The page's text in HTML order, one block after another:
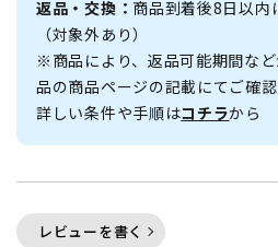
返品・交換： 商品到着後8日以内
（対象外あり）
※商品により、返品可能期間な
品の商品ページの記載にてご確認
詳しい条件や手順はコチラから
レビューを書く